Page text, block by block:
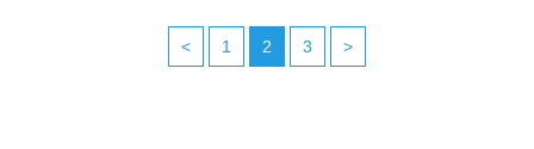
< 1 2 3 >